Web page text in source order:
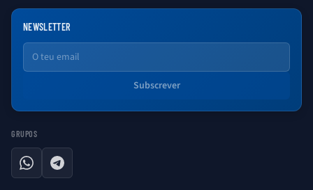
NEWSLETTER
Email
Subscrever
GRUPOS
WhatsAppTelegram